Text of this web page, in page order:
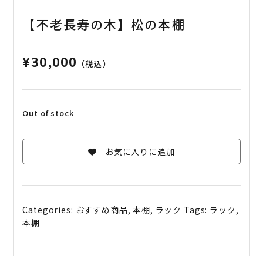
【不老長寿の木】松の本棚
¥30,000 （税込）
Out of stock
お気に入りに追加
Categories: おすすめ商品,本棚, ラック Tags: ラック ,
本棚